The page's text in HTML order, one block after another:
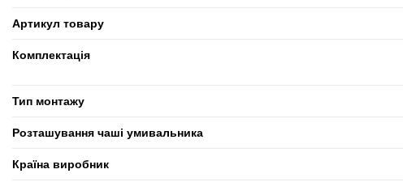
Артикул товару
Комплектація
Тип монтажу
Розташування чаші умивальника
Країна виробник